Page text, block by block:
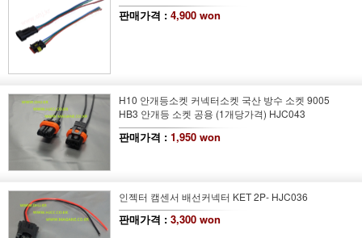
판매가격 : 4,900 won
H10 안개등소켓 커넥터소켓 국산 방수 소켓 9005
HB3 안개등 소켓 공용 (1개당가격) HJC043
판매가격 : 1,950 won
인젝터 캠센서 배선커넥터 KET 2P- HJC036
판매가격 : 3,300 won